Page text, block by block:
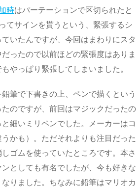
時はパーテーションで区切られたと
てサインを貰うという、緊張するシ
いたんですが、今回はまわりにスタ
ったので以前ほどの緊張度はありま
やっぱり緊張してしまいました。
筆で下書きの上、ペンで描くという
のですが、前回はマジックだったの
細いミリペンでした。メーカーはコ
かも）。ただそれよりも注目だった
ゴムを使っていたところです。本さ
としても有名でしたが、今も好きな
りました。ちなみに鉛筆はマリオカ